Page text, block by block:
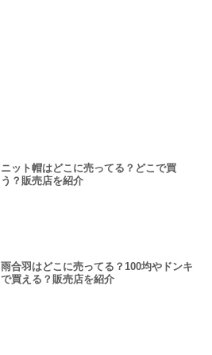
ニット帽はどこに売ってる？どこで買
う？販売店を紹介
雨合羽はどこに売ってる？100均やドンキ
で買える？販売店を紹介